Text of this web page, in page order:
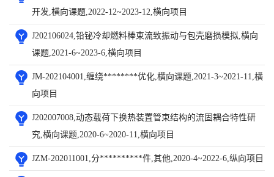
开发,横向课题,2022-12~2023-12,横向项目
J202106024,铅铋冷却燃料棒束流致振动与包壳磨损模拟,横向
课题,2021-6~2023-6,横向项目
JM-202104001,缠绕********优化,横向课题,2021-3~2021-11,横
向项目
J202007008,动态载荷下换热装置管束结构的流固耦合特性研
究,横向课题,2020-6~2020-11,横向项目
JZM-202011001,分**********件,其他,2020-4~2022-6,纵向项目